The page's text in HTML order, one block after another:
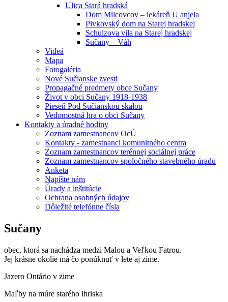
Ulica Stará hradská
Dom Milcovcov – lekáreň U anjela
Pivkovský dom na Starej hradskej
Schulzova vila na Starej hradskej
Sučany – Váh
Videá
Mapa
Fotogaléria
Nové Sučianske zvesti
Propagačné predmety obce Sučany
Život v obci Sučany 1918-1938
Pieseň Pod Sučianskou skalou
Vedomostná hra o obci Sučany
Kontakty a úradné hodiny
Zoznam zamestnancov OcÚ
Kontakty - zamestnanci komunitného centra
Zoznam zamestnancov terénnej sociálnej práce
Zoznam zamestnancov spoločného stavebného úradu
Anketa
Napíšte nám
Úrady a inštitúcie
Ochrana osobných údajov
Dôležité telefónne čísla
Sučany
obec, ktorá sa nachádza medzi Malou a Veľkou Fatrou.
Jej krásne okolie má čo ponúknuť v lete aj zime.
Jazero Ontário v zime
Maľby na múre starého ihriska